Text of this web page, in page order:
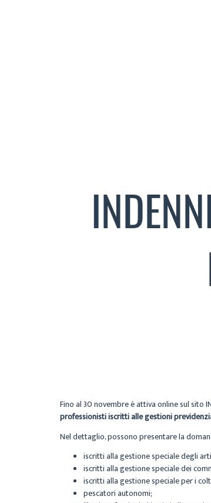
Fino al 30 novembre è attiva online sul sito
professionisti iscritti alle gestioni
Nel dettaglio, possono presentare la
iscritti alla gestione speciale degli
iscritti alla gestione speciale dei
iscritti alla gestione speciale per i
pescatori autonomi;